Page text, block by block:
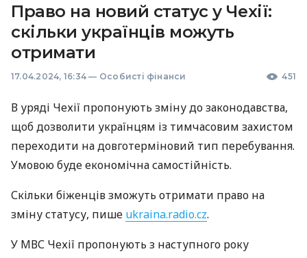
Право на новий статус у Чехії:
скільки українців можуть
отримати
17.04.2024, 16:34 — Особисті фінанси 451
В уряді Чехії пропонують зміну до законодавства,
щоб дозволити українцям із тимчасовим захистом
переходити на довготерміновий тип перебування.
Умовою буде економічна самостійність.
Скільки біженців зможуть отримати право на
зміну статусу, пише ukraina.radio.cz.
У МВС Чехії пропонують з наступного року